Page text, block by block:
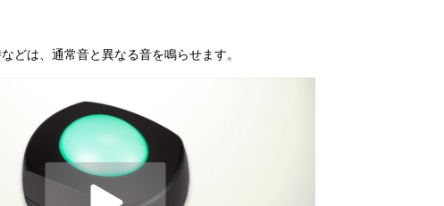
どは、通常音と異なる音を鳴らせます。